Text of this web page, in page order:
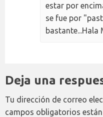
estar por
se fue por
bastante...Hala
Deja una
Tu dirección de correo
campos obligatorios